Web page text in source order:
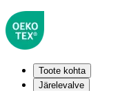
Toote kohta
Järelevalve